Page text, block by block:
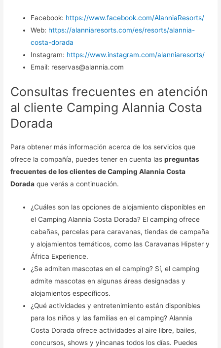
Facebook: https://www.facebook.com/AlanniaResorts/
Web: https://alanniaresorts.com/es/resorts/alannia-
costa-dorada
Instagram: https://www.instagram.com/alanniaresorts/
Email: reservas@alannia.com
Consultas frecuentes en atención
al cliente Camping Alannia Costa
Dorada
Para obtener más información acerca de los servicios que
ofrece la compañía, puedes tener en cuenta laspreguntas
frecuentes de los clientes de Camping Alannia Costa
Dorada que verás a continuación.
¿Cuáles son las opciones de alojamiento disponibles en
el Camping Alannia Costa Dorada? El camping ofrece
cabañas, parcelas para caravanas, tiendas de campaña
y alojamientos temáticos, como las Caravanas Hipster y
África Experience.
¿Se admiten mascotas en el camping? Sí, el camping
admite mascotas en algunas áreas designadas y
alojamientos específicos.
¿Qué actividades y entretenimiento están disponibles
para los niños y las familias en el camping? Alannia
Costa Dorada ofrece actividades al aire libre, bailes,
concursos, shows y yincanas todos los días. Puedes